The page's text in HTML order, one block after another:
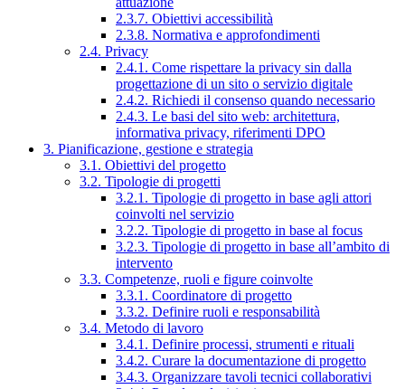
2.3.7. Obiettivi accessibilità
2.3.8. Normativa e approfondimenti
2.4. Privacy
2.4.1. Come rispettare la privacy sin dalla
progettazione di un sito o servizio digitale
2.4.2. Richiedi il consenso quando necessario
2.4.3. Le basi del sito web: architettura,
informativa privacy, riferimenti DPO
3. Pianificazione, gestione e strategia
3.1. Obiettivi del progetto
3.2. Tipologie di progetti
3.2.1. Tipologie di progetto in base agli attori
coinvolti nel servizio
3.2.2. Tipologie di progetto in base al focus
3.2.3. Tipologie di progetto in base all’ambito di
intervento
3.3. Competenze, ruoli e figure coinvolte
3.3.1. Coordinatore di progetto
3.3.2. Definire ruoli e responsabilità
3.4. Metodo di lavoro
3.4.1. Definire processi, strumenti e rituali
3.4.2. Curare la documentazione di progetto
3.4.3. Organizzare tavoli tecnici collaborativi